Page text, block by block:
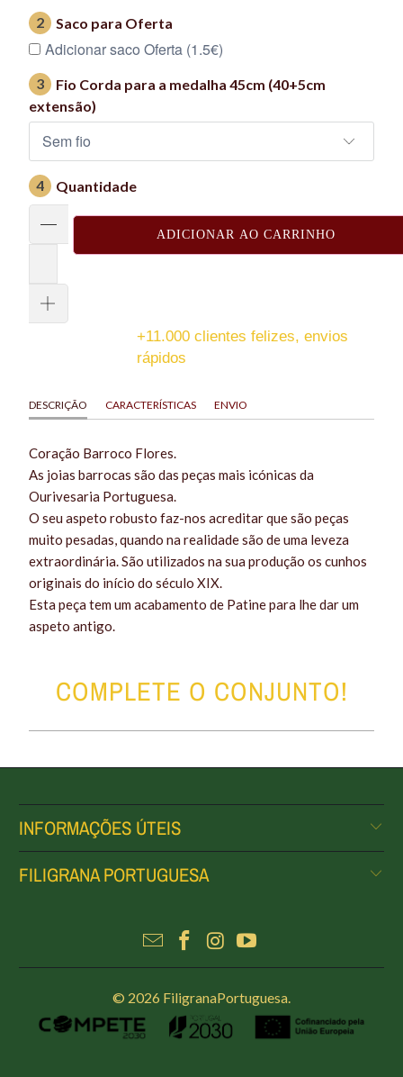
2 Saco para Oferta
Adicionar saco Oferta (1.5€)
3
Fio Corda para a medalha 45cm (40+5cm
extensão)
4 Quantidade
ADICIONAR AO CARRINHO
+11.000 clientes felizes, envios
rápidos
DESCRIÇÃO CARACTERÍSTICAS ENVIO
Coração Barroco Flores.
As joias barrocas são das peças mais icónicas da
Ourivesaria Portuguesa.
O seu aspeto robusto faz-nos acreditar que são peças
muito pesadas, quando na realidade são de uma leveza
extraordinária. São utilizados na sua produção os cunhos
originais do início do século XIX.
Esta peça tem um acabamento de Patine para lhe dar um
aspeto antigo.
COMPLETE O CONJUNTO!
INFORMAÇÕES ÚTEIS
FILIGRANA PORTUGUESA
© 2026 FiligranaPortuguesa